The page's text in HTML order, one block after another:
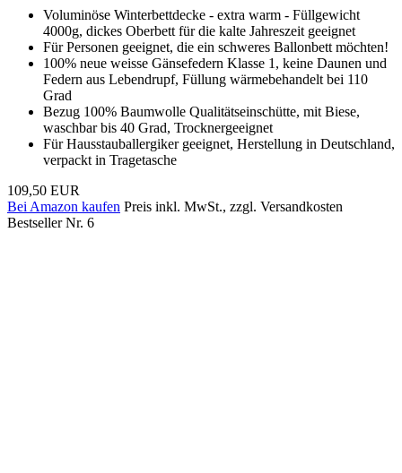
Voluminöse Winterbettdecke - extra warm - Füllgewicht
4000g, dickes Oberbett für die kalte Jahreszeit geeignet
Für Personen geeignet, die ein schweres Ballonbett möchten!
100% neue weisse Gänsefedern Klasse 1, keine Daunen und
Federn aus Lebendrupf, Füllung wärmebehandelt bei 110
Grad
Bezug 100% Baumwolle Qualitätseinschütte, mit Biese,
waschbar bis 40 Grad, Trocknergeeignet
Für Hausstauballergiker geeignet, Herstellung in Deutschland,
verpackt in Tragetasche
109,50 EUR
Bei Amazon kaufen Preis inkl. MwSt., zzgl. Versandkosten
Bestseller Nr. 6